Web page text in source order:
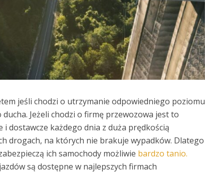
jeśli chodzi o utrzymanie odpowiedniego poziomu
Jeżeli chodzi o firmę przewozowa jest to
i dostawcze każdego dnia z duża prędkością
drogach, na których nie brakuje wypadków. Dlatego
ich samochody możliwie bardzo tanio.
są dostępne w najlepszych firmach